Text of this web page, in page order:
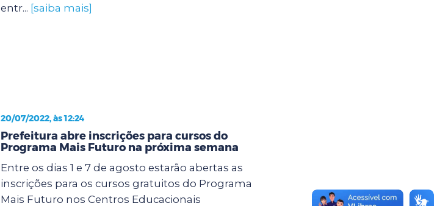
entr... [saiba mais]
20/07/2022, às 12:24
Prefeitura abre inscrições para cursos do
Programa Mais Futuro na próxima semana
Entre os dias 1 e 7 de agosto estarão abertas as
inscrições para os cursos gratuitos do Programa
Mais Futuro nos Centros Educacionais